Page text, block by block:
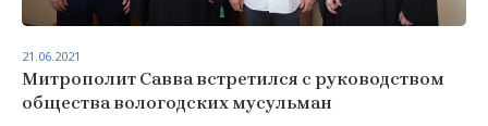
Митрополит Савва встретился с руководством
общества вологодских мусульман
21.06.2021